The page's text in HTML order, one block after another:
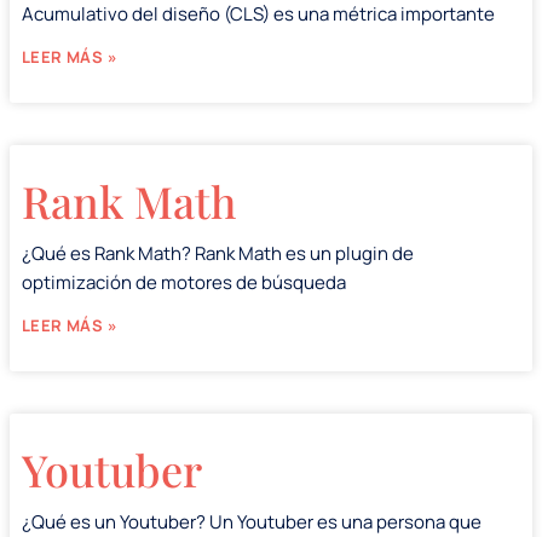
Acumulativo del diseño (CLS) es una métrica importante
LEER MÁS »
Rank Math
¿Qué es Rank Math? Rank Math es un plugin de
optimización de motores de búsqueda
LEER MÁS »
Youtuber
¿Qué es un Youtuber? Un Youtuber es una persona que